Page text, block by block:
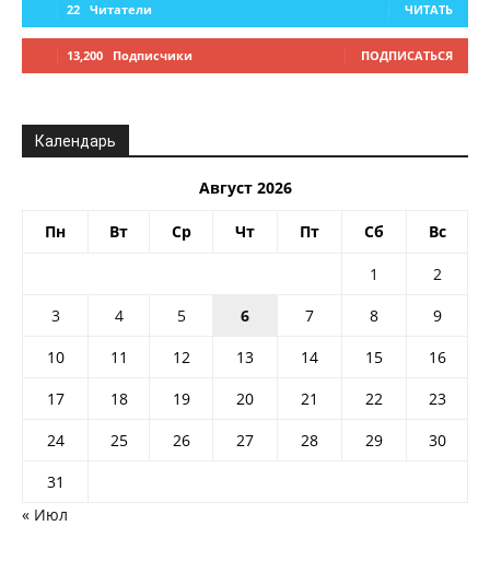
22 Читатели ЧИТАТЬ
13,200 Подписчики ПОДПИСАТЬСЯ
Календарь
Август 2026
Пн Вт Ср Чт Пт Сб Вс
1
2
3
4 5 6 7 8
9
10
11 12 13 14 15
16
17
18 19 20 21 22
23
24
25 26 27 28 29
30
31
« Июл